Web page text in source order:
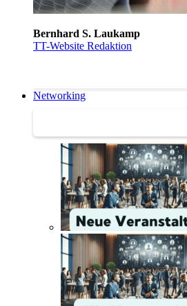
Bernhard S. Laukamp
TT-Website Redaktion
Networking